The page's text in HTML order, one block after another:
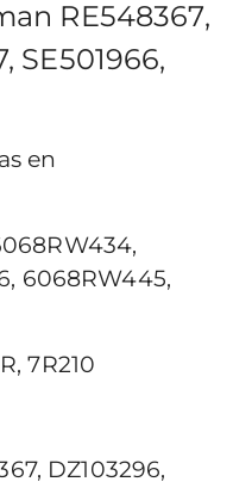
RE548367,
SE501966,
en
6068RW445,
7R210
DZ103296,